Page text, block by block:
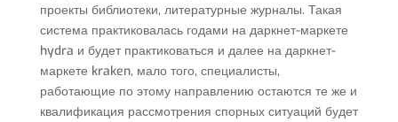
проекты библиотеки, литературные журналы. Такая
система практиковалась годами на даркнет-маркете
hydra и будет практиковаться и далее на даркнет-
маркете kraken, мало того, специалисты,
работающие по этому направлению остаются те же и
квалификация рассмотрения спорных ситуаций будет